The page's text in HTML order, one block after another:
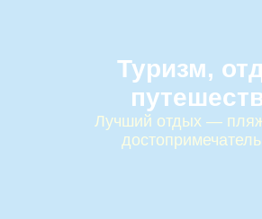
Туризм,
Лучший отдых —